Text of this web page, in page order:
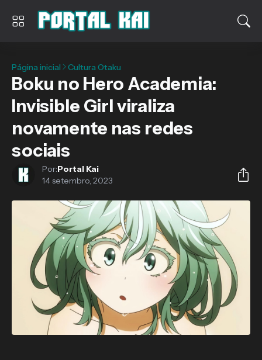
Página inicial Cultura Otaku
Boku no Hero Academia:
Invisible Girl viraliza
novamente nas redes
sociais
Por:Portal Kai
14 setembro, 2023